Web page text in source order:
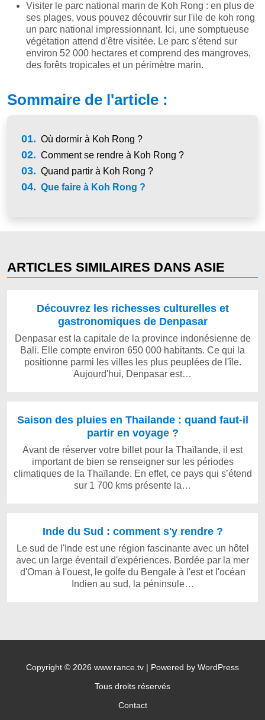
Visiter le parc national marin de Koh Rong : en plus de
ses plages, vous pouvez découvrir sur l'ile de koh rong
un parc national impressionnant. Ici, une somptueuse
végétation attend d'être visitée. Le parc s'étend sur
environ 52 000 hectares et comprend des mangroves,
des forêts tropicales et un périmètre marin.
Sommaire de l'article :
01. Où dormir à Koh Rong ?
02. Comment se rendre à Koh Rong ?
03. Quand partir à Koh Rong ?
04. Que faire à Koh Rong ?
ARTICLES SIMILAIRES DANS ASIE
Découvrez les richesses culturelles et
gastronomiques de Denpasar
Denpasar est la capitale de la province indonésienne de
Bali. Elle compte environ 650 000 habitants. Ce qui la
positionne parmi les villes les plus peuplées de l'île.
Aujourd'hui, Denpasar est…
Saison des pluies en Thailande : quand faut-il
partir en voyage ?
Avant de réserver votre billet pour la Thaïlande, il est
important de bien se renseigner sur les périodes
climatiques de la Thaïlande. En effet, ce pays qui s’étend
sur 1 700 kms présente la…
Inde du Sud : comment s'y rendre ?
Le sud de l'Inde est une région fascinante avec un hôtel
avec un large éventail d'expériences. Bordée par la mer
d'Oman à l'ouest, le golfe du Bengale à l'est et l'océan
Indien au sud, la péninsule…
Copyright © 2026 www.rance.tv | Powered by WordPress
Tous droits réservés
Contact